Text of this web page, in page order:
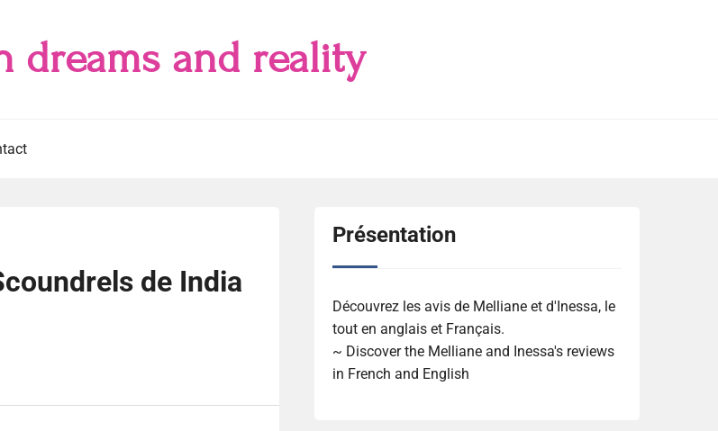
dreams and reality
de India
Présentation
Découvrez les avis de Melliane et d'Inessa, le
tout en anglais et Français.
~ Discover the Melliane and Inessa's reviews
in French and English